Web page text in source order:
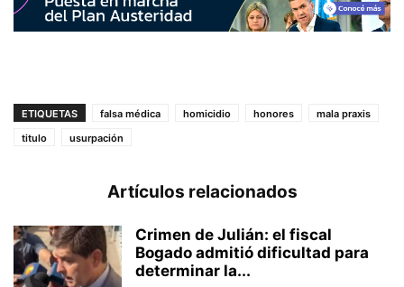
ETIQUETAS falsa médica homicidio honores
mala praxis
titulo
usurpación
Artículos relacionados
Crimen de Julián: el fiscal
Bogado admitió dificultad para
determinar la...